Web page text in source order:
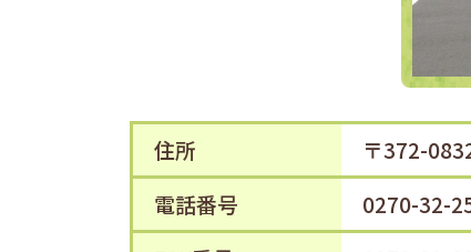
住所
〒372-
電話番号
0270-32-